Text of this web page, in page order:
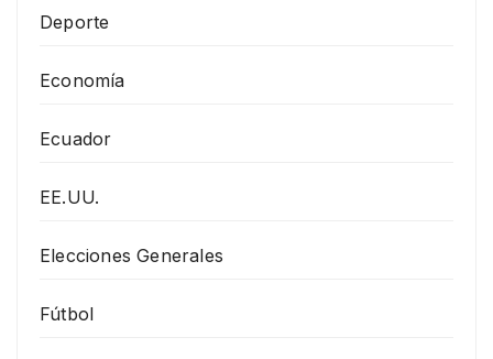
Deporte
Economía
Ecuador
EE.UU.
Elecciones Generales
Fútbol